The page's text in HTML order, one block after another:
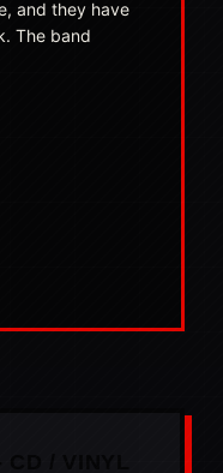
and they have
The band